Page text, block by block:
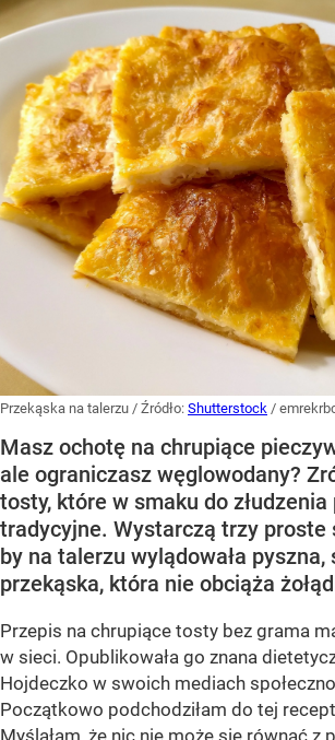
Przekąska na talerzu / Źródło: Shutterstock /
Masz ochotę na chrupiące
ale ograniczasz węglowodany?
tosty, które w smaku do
tradycyjne. Wystarczą trzy proste
by na talerzu wylądowała pyszna,
przekąska, która nie obciąża
Przepis na chrupiące tosty bez grama
w sieci. Opublikowała go znana
Hojdeczko w swoich mediach
Początkowo podchodziłam do tej